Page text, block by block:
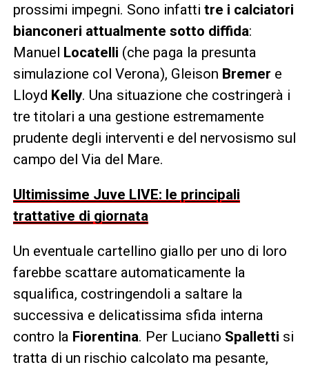
prossimi impegni. Sono infatti tre i calciatori
bianconeri attualmente sotto diffida:
Manuel Locatelli (che paga la presunta
simulazione col Verona), Gleison Bremer e
Lloyd Kelly. Una situazione che costringerà i
tre titolari a una gestione estremamente
prudente degli interventi e del nervosismo sul
campo del Via del Mare.
Ultimissime Juve LIVE: le principali
trattative di giornata
Un eventuale cartellino giallo per uno di loro
farebbe scattare automaticamente la
squalifica, costringendoli a saltare la
successiva e delicatissima sfida interna
contro la Fiorentina. Per Luciano Spalletti si
tratta di un rischio calcolato ma pesante,